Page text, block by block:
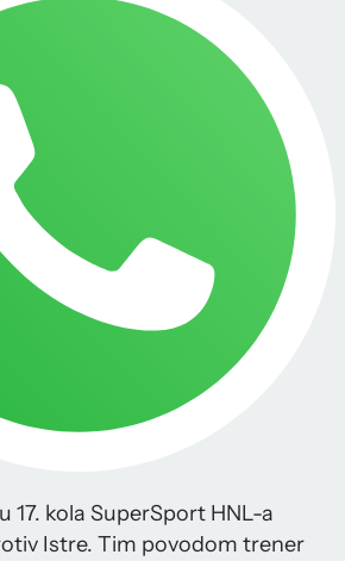
17. kola SuperSport HNL-a
Istre. Tim povodom trener